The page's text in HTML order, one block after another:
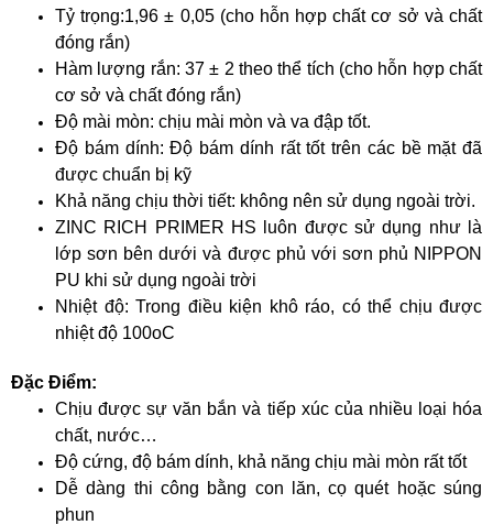
Tỷ trọng:1,96 ± 0,05 (cho hỗn hợp chất cơ sở và chất
đóng rắn)
Hàm lượng rắn: 37 ± 2 theo thể tích (cho hỗn hợp chất
cơ sở và chất đóng rắn)
Độ mài mòn: chịu mài mòn và va đập tốt.
Độ bám dính: Độ bám dính rất tốt trên các bề mặt đã
được chuẩn bị kỹ
Khả năng chịu thời tiết: không nên sử dụng ngoài trời.
ZINC RICH PRIMER HS luôn được sử dụng như là
lớp sơn bên dưới và được phủ với sơn phủ NIPPON
PU khi sử dụng ngoài trời
Nhiệt độ: Trong điều kiện khô ráo, có thể chịu được
nhiệt độ 100oC
Đặc Điểm:
Chịu được sự văn bắn và tiếp xúc của nhiều loại hóa
chất, nước…
Độ cứng, độ bám dính, khả năng chịu mài mòn rất tốt
Dễ dàng thi công bằng con lăn, cọ quét hoặc súng
phun